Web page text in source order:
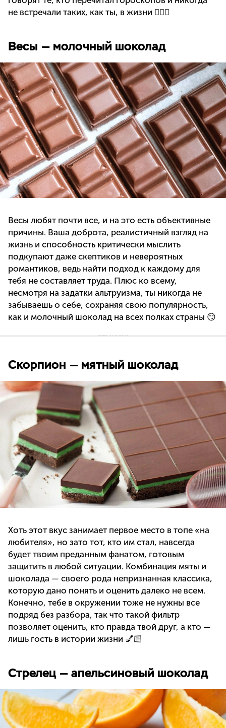
не встречали таких, как ты, в жизни 🤷🏻‍♀️
Весы — молочный шоколад
Весы любят почти все, и на это есть объективные
причины. Ваша доброта, реалистичный взгляд на
жизнь и способность критически мыслить
подкупают даже скептиков и невероятных
романтиков, ведь найти подход к каждому для
тебя не составляет труда. Плюс ко всему,
несмотря на задатки альтруизма, ты никогда не
забываешь о себе, сохраняя свою популярность,
как и молочный шоколад на всех полках страны 😏
Скорпион — мятный шоколад
Хоть этот вкус занимает первое место в топе «на
любителя», но зато тот, кто им стал, навсегда
будет твоим преданным фанатом, готовым
защитить в любой ситуации. Комбинация мяты и
шоколада — своего рода непризнанная классика,
которую дано понять и оценить далеко не всем.
Конечно, тебе в окружении тоже не нужны все
подряд без разбора, так что такой фильтр
позволяет оценить, кто правда твой друг, а кто —
лишь гость в истории жизни 💅🏻
Стрелец — апельсиновый шоколад